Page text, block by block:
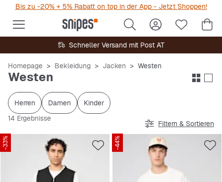
Bis zu -20% + 5% Rabatt on top in der App - Jetzt Shoppen!
Schneller Versand mit Post AT
Homepage Bekleidung Jacken Westen
Westen
Herren Damen
Kinder
14 Ergebnisse
Filtern & Sortieren
-33% -44%